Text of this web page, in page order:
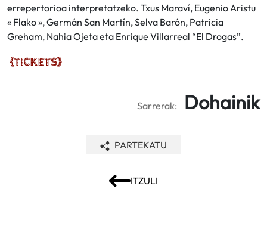
errepertorioa interpretatzeko. Txus Maraví, Eugenio Aristu
« Flako », Germán San Martín, Selva Barón, Patricia
Greham, Nahia Ojeta eta Enrique Villarreal “El Drogas”.
Sarrerak: Dohainik
ITZULI
PARTEKATU